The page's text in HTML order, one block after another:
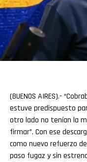
(BUENOS AIRES).-
estuve predispuesto
otro lado no tenían la
firmar”. Con ese
como nuevo refuerzo
paso fugaz y sin